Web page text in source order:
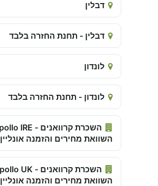
דבלין
דבלין - תחנת החזרה בלבד
לונדון
לונדון - תחנת החזרה בלבד
השוואת מחירים והזמנה אונליין 2026
השוואת מחירים והזמנה אונליין 2026